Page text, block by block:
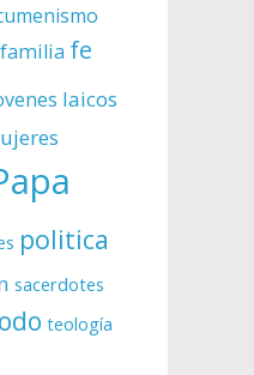
familia fe
laicos
politica
sacerdotes
teología